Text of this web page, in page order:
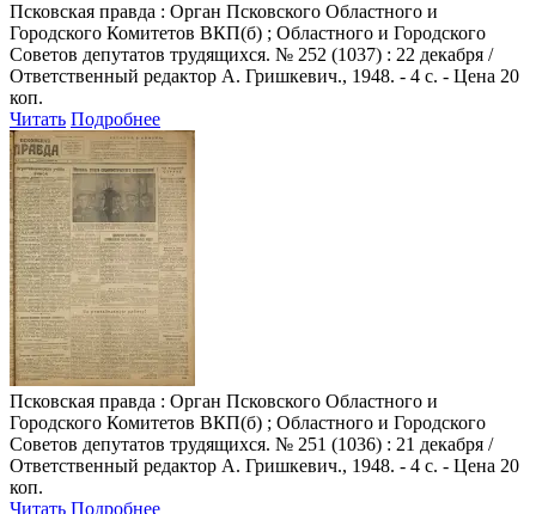
Псковская правда : Орган Псковского Областного и
Городского Комитетов ВКП(б) ; Областного и Городского
Советов депутатов трудящихся. № 252 (1037) : 22 декабря /
Ответственный редактор А. Гришкевич., 1948. - 4 с. - Цена 20
коп.
Читать Подробнее
Псковская правда : Орган Псковского Областного и
Городского Комитетов ВКП(б) ; Областного и Городского
Советов депутатов трудящихся. № 251 (1036) : 21 декабря /
Ответственный редактор А. Гришкевич., 1948. - 4 с. - Цена 20
коп.
Читать Подробнее